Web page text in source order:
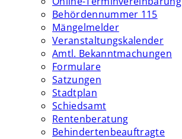
Behördennummer 115
Mängelmelder
Veranstaltungskalender
Amtl. Bekanntmachungen
Formulare
Satzungen
Stadtplan
Schiedsamt
Rentenberatung
Behindertenbeauftragte